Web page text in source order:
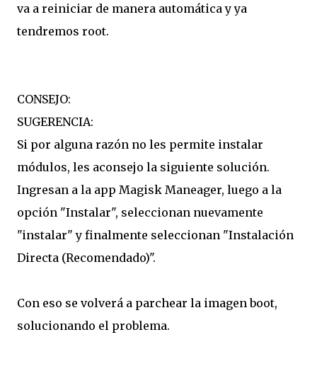
va a reiniciar de manera automática y ya
tendremos root.
CONSEJO:
SUGERENCIA:
Si por alguna razón no les permite instalar
módulos, les aconsejo la siguiente solución.
Ingresan a la app Magisk Maneager, luego a la
opción "Instalar", seleccionan nuevamente
"instalar" y finalmente seleccionan "Instalación
Directa (Recomendado)".
Con eso se volverá a parchear la imagen boot,
solucionando el problema.